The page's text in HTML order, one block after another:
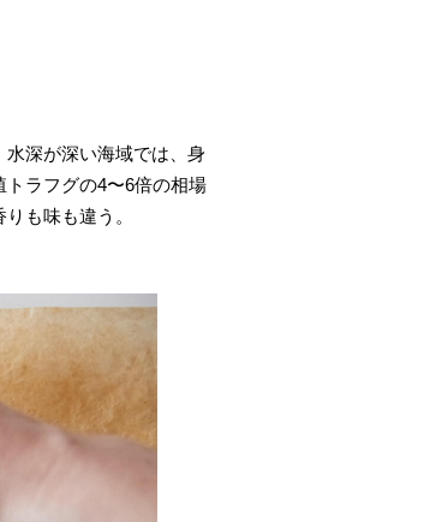
深が深い海域では、身
ラフグの4〜6倍の相場
も味も違う。